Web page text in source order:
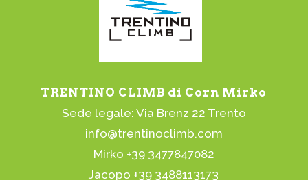
TRENTINO CLIMB di Corn Mirko
Sede legale: Via Brenz 22 Trento
info@trentinoclimb.com
Mirko +39 3477847082
Jacopo +39 3488113173